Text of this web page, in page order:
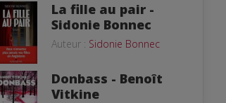
La fille au pair -
Sidonie Bonnec
Auteur : Sidonie Bonnec
Donbass - Benoît
Vitkine